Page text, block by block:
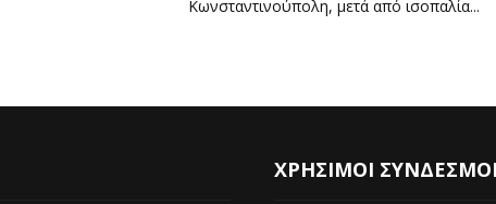
Κωνσταντινούπολη, μετά από ισοπαλία...
ΧΡΗΣΙΜΟΙ